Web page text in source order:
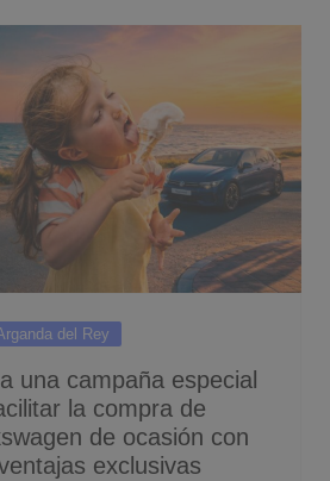
del Rey
una campaña especial
la compra de
de ocasión con
exclusivas